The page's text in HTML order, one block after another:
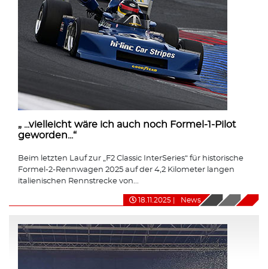
„ ...vielleicht wäre ich auch noch Formel-1-Pilot
geworden...“
Beim letzten Lauf zur „F2 Classic InterSeries“ für historische
Formel-2-Rennwagen 2025 auf der 4,2 Kilometer langen
italienischen Rennstrecke von...
18.11.2025 News